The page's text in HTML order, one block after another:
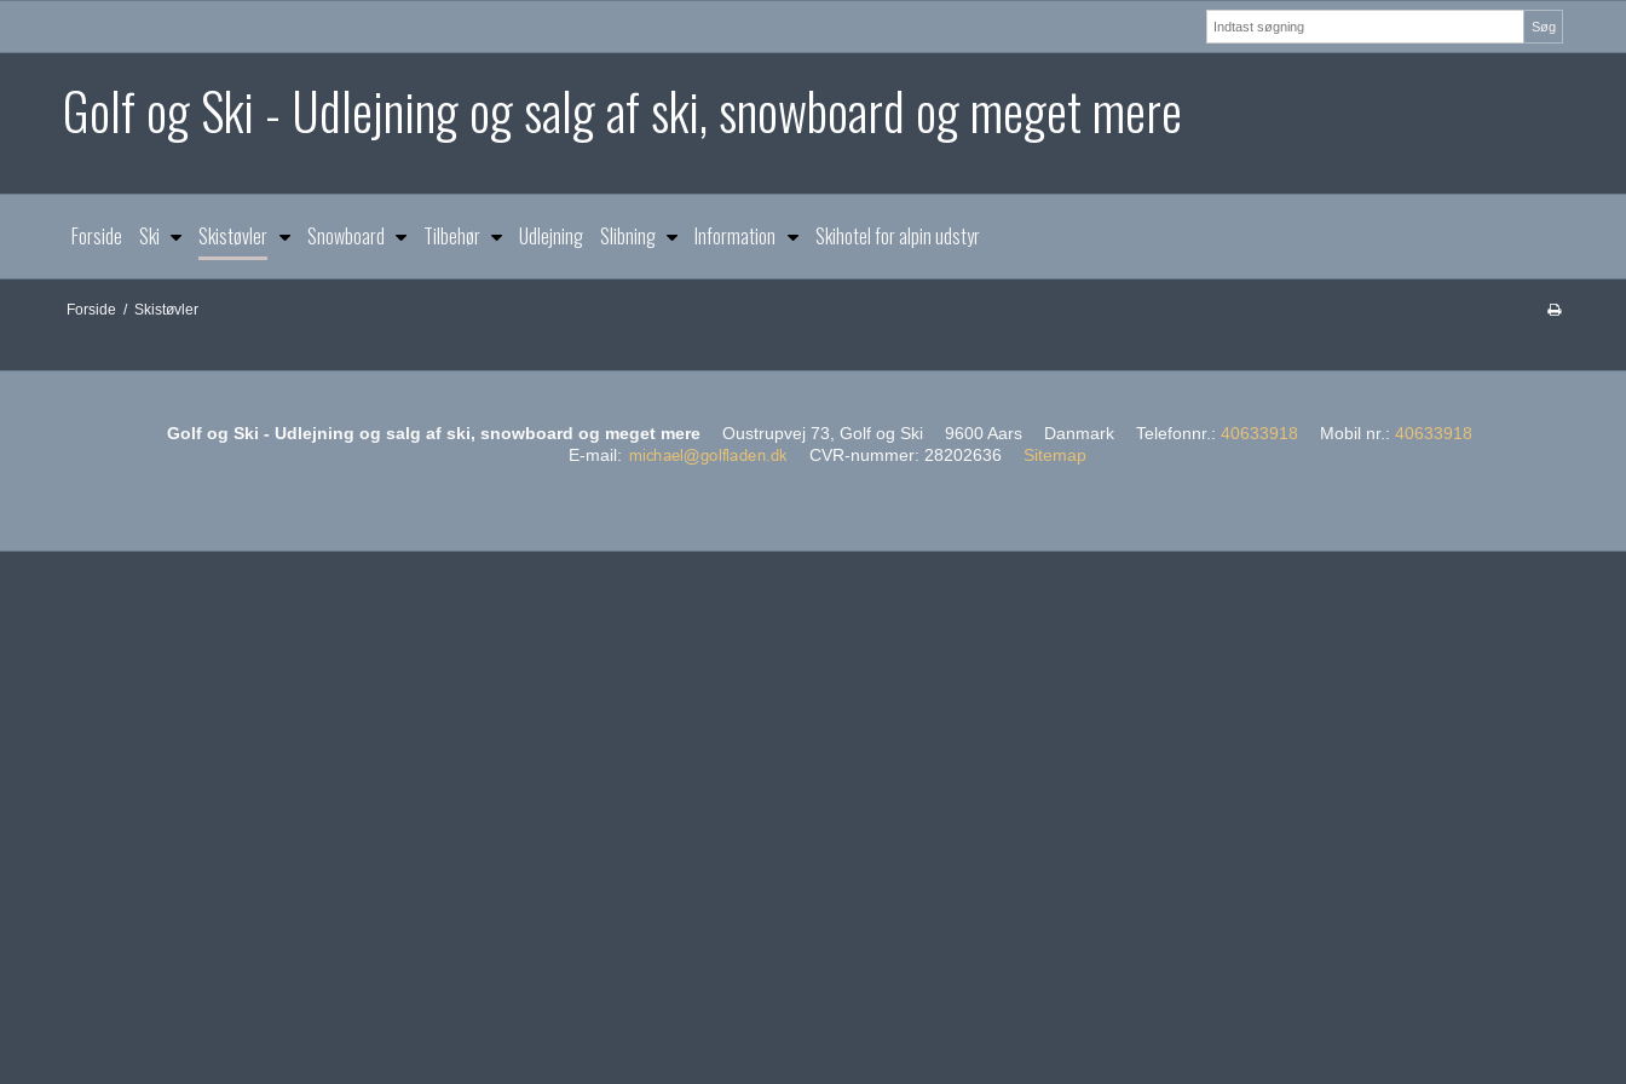
Søg
Golf og Ski - Udlejning og salg af ski, snowboard og meget mere
Forside Ski Skistøvler Snowboard Tilbehør Udlejning Slibning Information Skihotel for alpin udstyr
Forside / Skistøvler
Golf og Ski - Udlejning og salg af ski, snowboard og meget mere Oustrupvej 73, Golf og Ski 9600 Aars Danmark Telefonnr. : 40633918 Mobil nr. : 40633918
E-mail: CVR-nummer: 28202636 Sitemap